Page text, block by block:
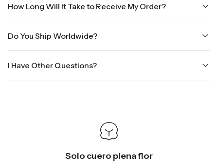
How Long Will It Take to Receive My Order?
Orders placed Friday afternoon through Sunday or on holidays
will be shipped on the next business day. Please allow up to
the holidays. Standard shipping takes four to seven business
days, depending on your location. International shipments will
Do You Ship Worldwide?
ground.
I Have Other Questions?
Solo cuero plena flor